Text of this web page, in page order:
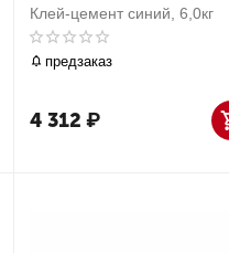
Клей-цемент синий, 6,0кг
предзаказ
4 312 ₽